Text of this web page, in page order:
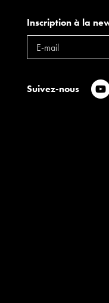
Inscription à la
Suivez-nous